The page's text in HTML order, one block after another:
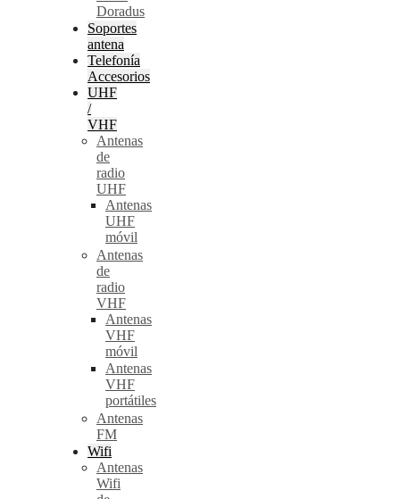
Doradus
Soportes
antena
Telefonía
Accesorios
UHF
/
VHF
Antenas
de
radio
UHF
Antenas
UHF
móvil
Antenas
de
radio
VHF
Antenas
VHF
móvil
Antenas
VHF
portátiles
Antenas
FM
Wifi
Antenas
Wifi